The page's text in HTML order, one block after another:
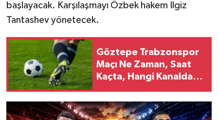
başlayacak. Karşılaşmayı Özbek hakem Ilgiz
Tantashev yönetecek.
Göztepe Trabzonspor
Maçı Ne Zaman, Saat
Kaçta, Hangi Kanalda?